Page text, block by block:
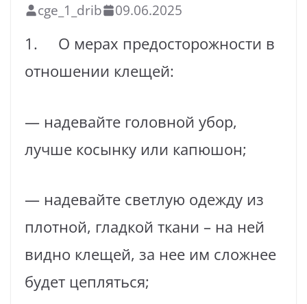
cge_1_drib 09.06.2025
1. О мерах предосторожности в
отношении клещей:
— надевайте головной убор,
лучше косынку или капюшон;
— надевайте светлую одежду из
плотной, гладкой ткани – на ней
видно клещей, за нее им сложнее
будет цепляться;